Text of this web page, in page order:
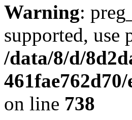
Warning:
supported, use
/data/8/d/
on line 738